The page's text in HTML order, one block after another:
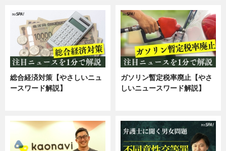
総合経済対策【やさしいニュ
ースワード解説】
ガソリン暫定税率廃止【やさ
しいニュースワード解説】